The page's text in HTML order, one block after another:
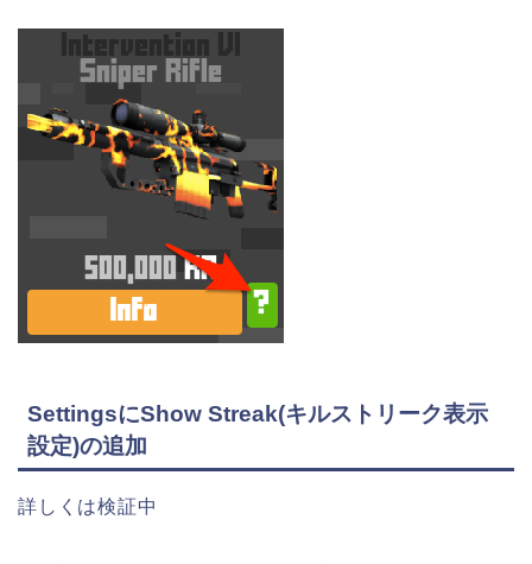
SettingsにShow Streak(キルストリーク表示
設定)の追加
詳しくは検証中